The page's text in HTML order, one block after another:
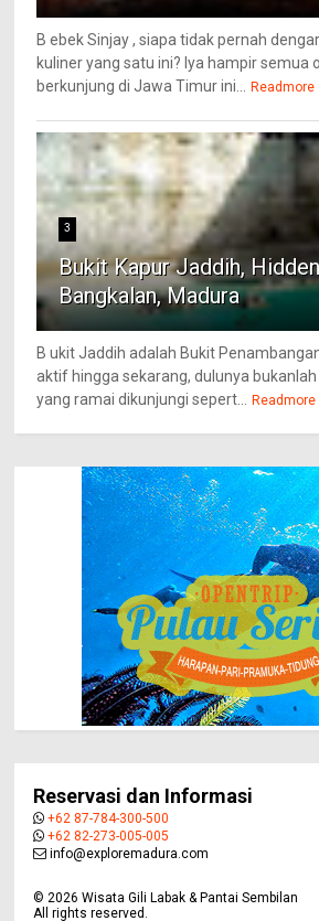
B ebek Sinjay , siapa tidak pernah
kuliner yang satu ini? Iya hampir semua
berkunjung di Jawa Timur ini... Readmore
3
Bukit Kapur Jaddih,
Bangkalan, Madura
B ukit Jaddih adalah Bukit
aktif hingga sekarang, dulunya
yang ramai dikunjungi sepert... Readmore
Reservasi dan Informasi
+62 87-784-300-500
+62 82-273-005-005
info@exploremadura.com
©2026 Wisata Gili Labak & Pantai Sembilan
All rights reserved.